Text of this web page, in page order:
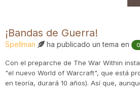
¡Bandas de Guerra!
Spellman ha publicado un tema en
Con el preparche de The War Within
"el nuevo World of Warcraft", que está
en teoría, durará 10 años). Así que,